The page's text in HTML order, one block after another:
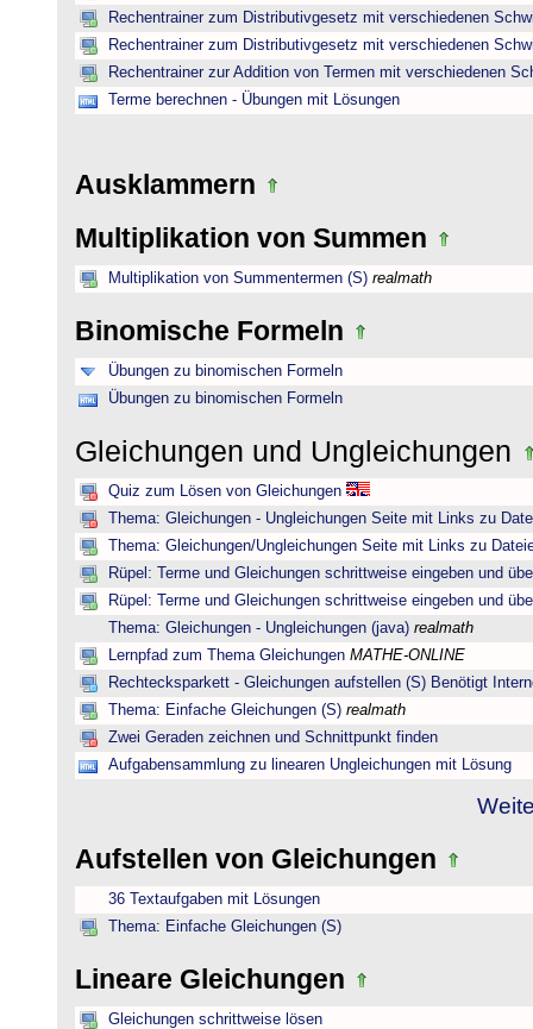
Rechentrainer zum Distributivgesetz mit verschiedenen
Rechentrainer zum Distributivgesetz mit verschiedenen
Rechentrainer zur Addition von Termen mit verschiedenen
Terme berechnen - Übungen mit Lösungen
Ausklammern
Multiplikation von Summen
Multiplikation von Summentermen (S) realmath
Binomische Formeln
Übungen zu binomischen Formeln
Übungen zu binomischen Formeln
Gleichungen und Ungleichungen
Quiz zum Lösen von Gleichungen
Thema: Gleichungen - Ungleichungen Seite mit Links zu
Thema: Gleichungen/Ungleichungen Seite mit Links zu
Rüpel: Terme und Gleichungen schrittweise eingeben und
Rüpel: Terme und Gleichungen schrittweise eingeben und
Thema: Gleichungen - Ungleichungen (java) realmath
Lernpfad zum Thema Gleichungen MATHE-ONLINE
Rechtecksparkett - Gleichungen aufstellen (S) Benötigt
Thema: Einfache Gleichungen (S) realmath
Zwei Geraden zeichnen und Schnittpunkt finden
Aufgabensammlung zu linearen Ungleichungen mit Lösung
Aufstellen von Gleichungen
36 Textaufgaben mit Lösungen
Thema: Einfache Gleichungen (S)
Lineare Gleichungen
Gleichungen schrittweise lösen